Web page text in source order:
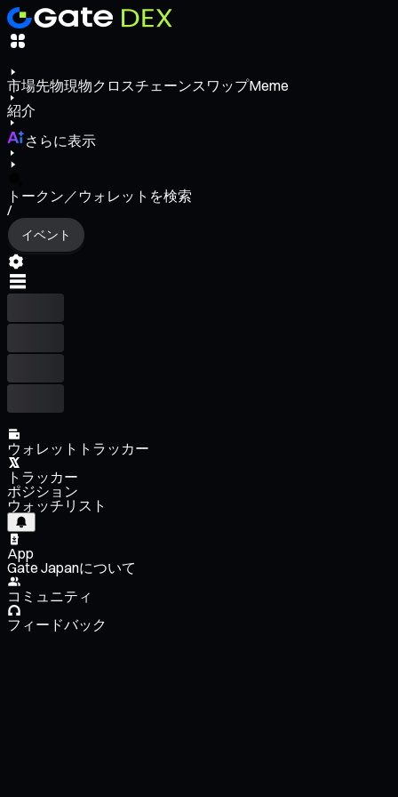
市場先物現物クロスチェーンスワップMeme
紹介
さらに表示
トークン／ウォレットを検索
/
イベント
ウォレットトラッカー
トラッカー
ポジション
ウォッチリスト
App
Gate Japanについて
コミュニティ
フィードバック